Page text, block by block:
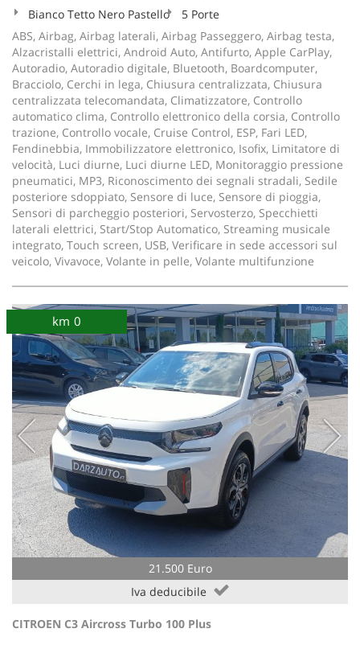
Bianco Tetto Nero Pastello
5 Porte
ABS, Airbag, Airbag laterali, Airbag Passeggero, Airbag testa,
Alzacristalli elettrici, Android Auto, Antifurto, Apple CarPlay,
Autoradio, Autoradio digitale, Bluetooth, Boardcomputer,
Bracciolo, Cerchi in lega, Chiusura centralizzata, Chiusura
centralizzata telecomandata, Climatizzatore, Controllo
automatico clima, Controllo elettronico della corsia, Controllo
trazione, Controllo vocale, Cruise Control, ESP, Fari LED,
Fendinebbia, Immobilizzatore elettronico, Isofix, Limitatore di
velocità, Luci diurne, Luci diurne LED, Monitoraggio pressione
pneumatici, MP3, Riconoscimento dei segnali stradali, Sedile
posteriore sdoppiato, Sensore di luce, Sensore di pioggia,
Sensori di parcheggio posteriori, Servosterzo, Specchietti
laterali elettrici, Start/Stop Automatico, Streaming musicale
integrato, Touch screen, USB, Verificare in sede accessori sul
veicolo, Vivavoce, Volante in pelle, Volante multifunzione
21.500 Euro
Iva deducibile
km 0
CITROEN C3 Aircross Turbo 100 Plus